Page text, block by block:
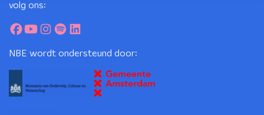
volg ons:
NBE wordt ondersteund door: